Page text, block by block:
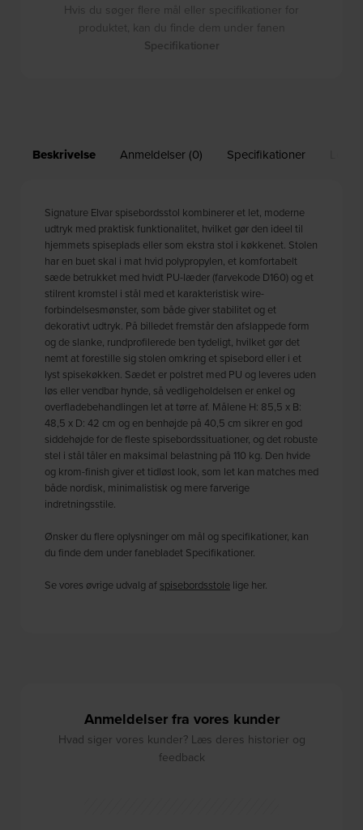
Beskrivelse Anmeldelser (0) Specifikationer
Signature Elvar spisebordsstol kombinerer et let, moderne
udtryk med praktisk funktionalitet, hvilket gør den ideel til
hjemmets spiseplads eller som ekstra stol i køkkenet. Stolen
har en buet skal i mat hvid polypropylen, et komfortabelt
sæde betrukket med hvidt PU-læder (farvekode D160) og et
stilrent kromstel i stål med et karakteristisk wire-
forbindelsesmønster, som både giver stabilitet og et
dekorativt udtryk. På billedet fremstår den afslappede form
og de slanke, rundprofilerede ben tydeligt, hvilket gør det
nemt at forestille sig stolen omkring et spisebord eller i et
lyst spisekøkken. Sædet er polstret med PU og leveres uden
løs eller vendbar hynde, så vedligeholdelsen er enkel og
overfladebehandlingen let at tørre af. Målene H: 85,5 x B:
48,5 x D: 42 cm og en benhøjde på 40,5 cm sikrer en god
siddehøjde for de fleste spisebordssituationer, og det robuste
stel i stål tåler en maksimal belastning på 110 kg. Den hvide
og krom-finish giver et tidløst look, som let kan matches med
både nordisk, minimalistisk og mere farverige
indretningsstile.
Ønsker du flere oplysninger om mål og specifikationer, kan
du finde dem under fanebladet Specifikationer.
Se vores øvrige udvalg af spisebordsstole lige her.
Anmeldelser fra vores kunder
Hvad siger vores kunder? Læs deres historier og
feedback
Hvis du søger flere mål eller specifikationer for
produktet, kan du finde dem under fanen
Specifikationer